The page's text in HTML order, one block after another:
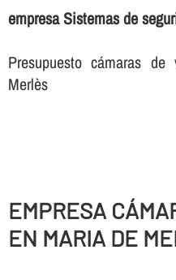
empresa Sistemas de
Presupuesto cámaras
Merlès
EMPRESA
EN MARIA DE